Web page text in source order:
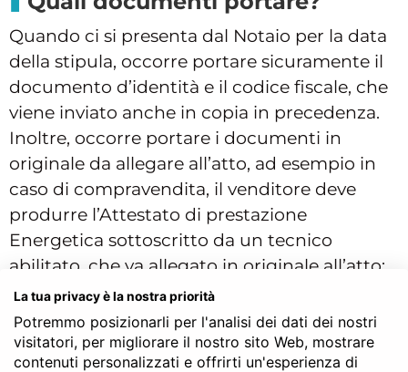
Quando ci si presenta dal Notaio per la data
della stipula, occorre portare sicuramente il
documento d’identità e il codice fiscale, che
viene inviato anche in copia in precedenza.
Inoltre, occorre portare i documenti in
originale da allegare all’atto, ad esempio in
caso di compravendita, il venditore deve
produrre l’Attestato di prestazione
Energetica sottoscritto da un tecnico
abilitato, che va allegato in originale all’atto;
se si tratta della vendita di un terreno, ad
esempio, dovrà essere portato ilcertificato di
destinazione urbanistica.
La tua privacy è la nostra priorità
Potremmo posizionarli per l'analisi dei dati dei nostri
visitatori, per migliorare il nostro sito Web, mostrare
contenuti personalizzati e offrirti un'esperienza di